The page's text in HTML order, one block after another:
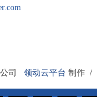
公司 领动云平台 制作 /